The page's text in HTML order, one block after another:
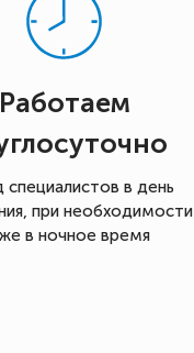
Работаем
специалистов в день
при необходимости
в ночное время